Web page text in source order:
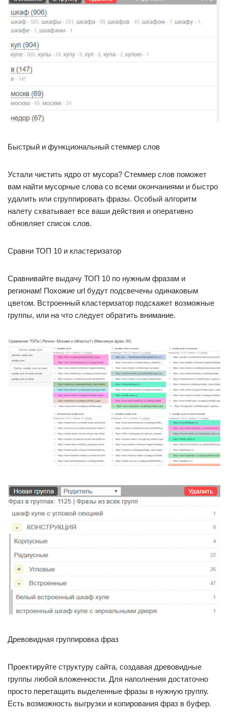
Быстрый и функциональный стеммер слов
Устали чистить ядро от мусора? Стеммер слов поможет
вам найти мусорные слова со всеми окончаниями и быстро
удалить или сгруппировать фразы. Особый алгоритм
налету схватывает все ваши действия и оперативно
обновляет список слов.
Сравни ТОП 10 и кластеризатор
Сравнивайте выдачу ТОП 10 по нужным фразам и
регионам! Похожие url будут подсвечены одинаковым
цветом. Встроенный кластеризатор подскажет возможные
группы, или на что следует обратить внимание.
Древовидная группировка фраз
Проектируйте структуру сайта, создавая древовидные
группы любой вложенности. Для наполнения достаточно
просто перетащить выделенные фразы в нужную группу.
Есть возможность выгрузки и копирования фраз в буфер.